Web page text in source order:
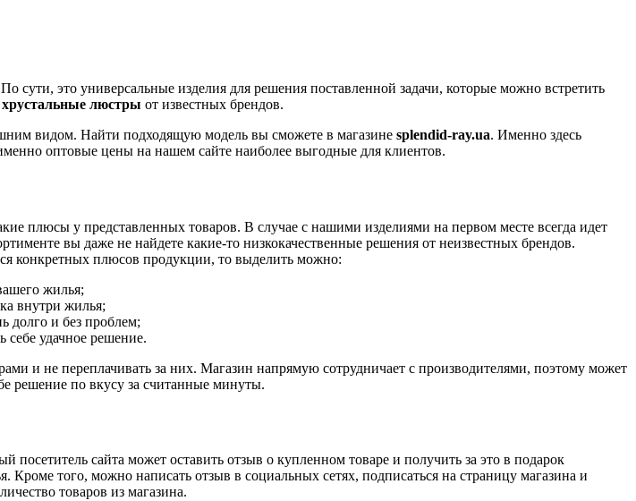
это универсальные изделия для решения поставленной задачи, которые можно встретить
хрустальные люстры от известных брендов.
видом. Найти подходящую модель вы сможете в магазине splendid-ray.ua. Именно здесь
оптовые цены на нашем сайте наиболее выгодные для клиентов.
плюсы у представленных товаров. В случае с нашими изделиями на первом месте всегда идет
вы даже не найдете какие-то низкокачественные решения от неизвестных брендов.
конкретных плюсов продукции, то выделить можно:
жилья;
внутри жилья;
долго и без проблем;
удачное решение.
и не переплачивать за них. Магазин напрямую сотрудничает с производителями, поэтому может
решение по вкусу за считанные минуты.
сайта может оставить отзыв о купленном товаре и получить за это в подарок
того, можно написать отзыв в социальных сетях, подписаться на страницу магазина и
товаров из магазина.